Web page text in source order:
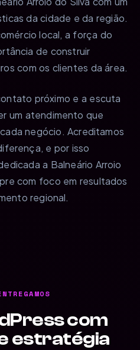
da cidade e da região.
local, a força do
de construir
com os clientes da área.
próximo e a escuta
um atendimento que
negócio. Acreditamos
e por isso
a Balneário Arroio
com foco em resultados
regional.
com
estratégia